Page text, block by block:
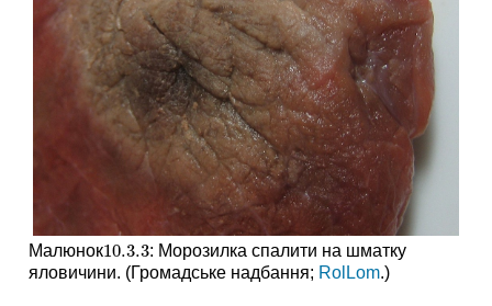
Малюнок10.3.3
10.3.3: Морозилка спалити на шматку
яловичини. (Громадське надбання; RolLom.)